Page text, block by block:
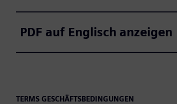
PDF auf Englisch anzeigen
TERMS GESCHÄFTSBEDINGUNGEN